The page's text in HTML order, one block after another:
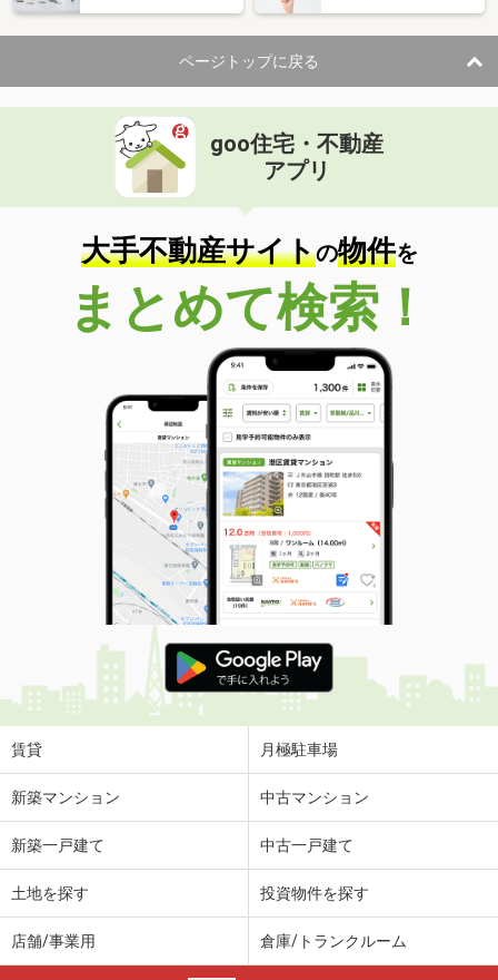
ページトップに戻る
goo住宅・不動産
アプリ
大手不動産サイトの物件を
まとめて検索！
賃貸 月極駐車場
新築マンション 中古マンション
新築一戸建て 中古一戸建て
土地を探す 投資物件を探す
店舗/事業用 倉庫/トランクルーム